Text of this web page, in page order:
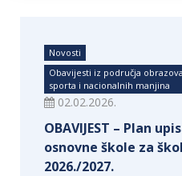
Novosti
Obavijesti iz područja
sporta i nacionalnih manjina
02.02.2026.
OBAVIJEST – Plan
osnovne škole za
2026./2027.